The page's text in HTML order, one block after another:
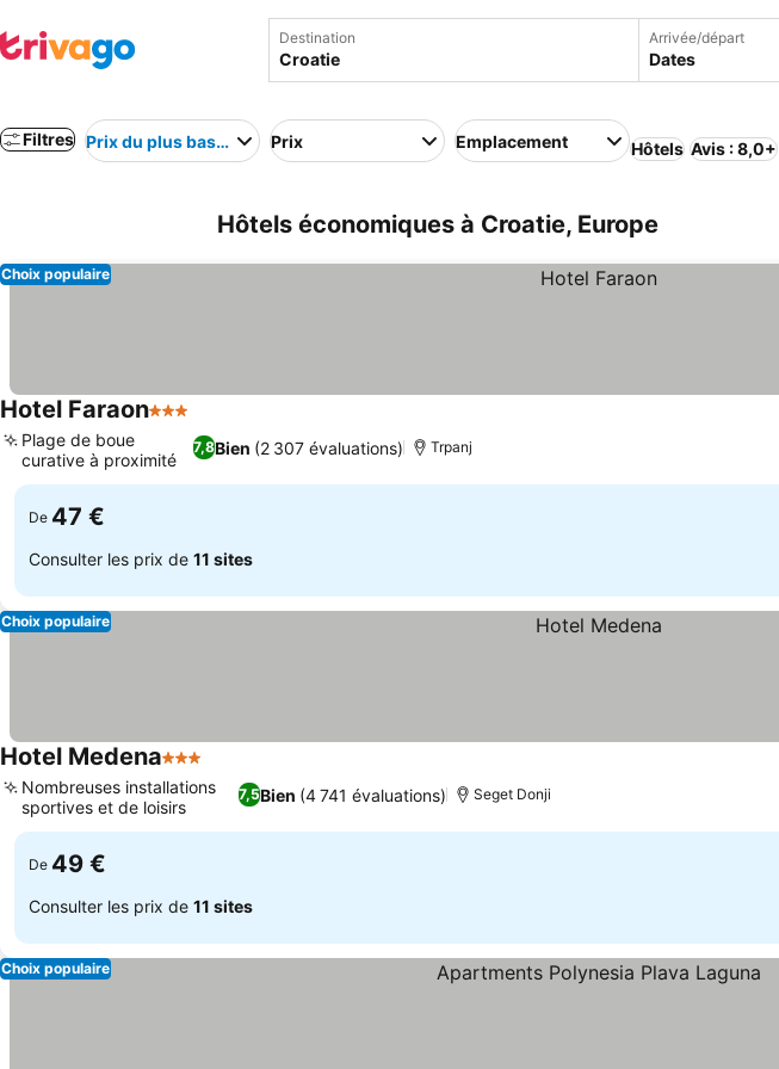
Destination Arrivée/départ
Dates
Filtres Prix du plus bas au plus élevé
Prix Emplacement Hôtels Avis : 8,0+
Hôtels économiques à Croatie, Europe
Choix populaire
Hotel Faraon3 Étoiles
7,8Bien (2 307 évaluations)
Plage de boue
curative à proximité
Trpanj
De 47 €
Consulter les prix de 11 sites
Choix populaire
Hotel Medena3 Étoiles
7,5Bien (4 741 évaluations)
Nombreuses installations
sportives et de loisirs
Seget Donji
De 49 €
Consulter les prix de 11 sites
Choix populaire